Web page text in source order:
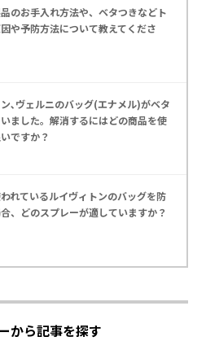
のお手入れ方法や、ベタつきなどト
や予防方法について教えてくださ
､ヴェルニのバッグ(エナメル)がベタ
ました。解消するにはどの商品を使
ですか？
れているルイヴィトンのバッグを防
、どのスプレーが適していますか？
から記事を探す